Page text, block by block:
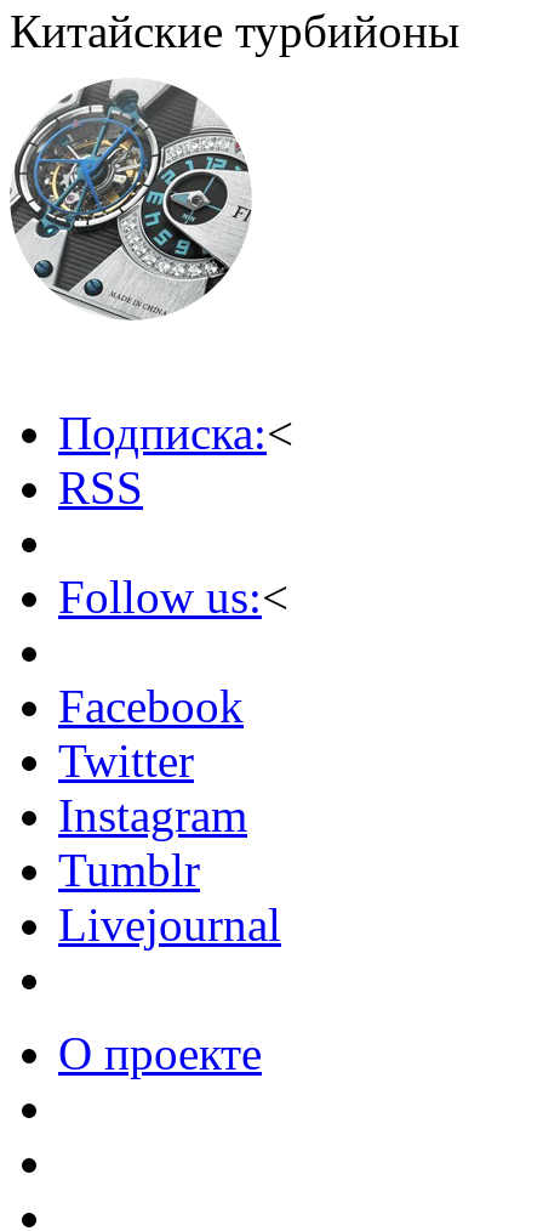
Китайские турбийоны
Подписка:<
RSS
Follow us:<
Facebook
Twitter
Instagram
Tumblr
Livejournal
О проекте